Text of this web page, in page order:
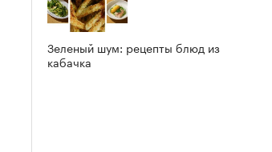
Зеленый шум: рецепты блюд из
кабачка